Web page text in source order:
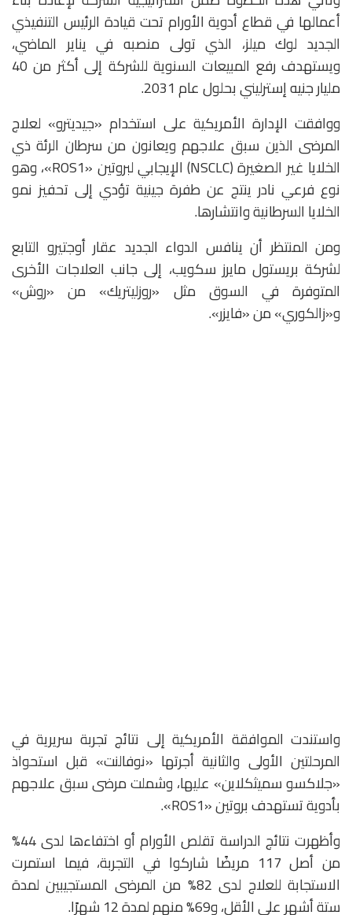
أعمالها في قطاع أدوية الأورام تحت قيادة الرئيس التنفيذي
الجديد لوك ميلز، الذي تولى منصبه في يناير الماضي،
ويستهدف رفع المبيعات السنوية للشركة إلى أكثر من 40
مليار جنيه إسترليني بحلول عام 2031.
ووافقت الإدارة الأمريكية على استخدام «جيديترو» لعلاج
المرضى الذين سبق علاجهم ويعانون من سرطان الرئة ذي
الخلايا غير الصغيرة (NSCLC) الإيجابي لبروتين «ROS1»، وهو
نوع فرعي نادر ينتج عن طفرة جينية تؤدي إلى تحفيز نمو
الخلايا السرطانية وانتشارها.
ومن المنتظر أن ينافس الدواء الجديد عقار أوجتيرو التابع
لشركة بريستول مايرز سكويب، إلى جانب العلاجات الأخرى
المتوفرة في السوق مثل «روزليتريك» من «روش»
و«زالكوري» من «فايزر».
واستندت الموافقة الأمريكية إلى نتائج تجربة سريرية في
المرحلتين الأولى والثانية أجرتها «نوفالنت» قبل استحواذ
«جلاكسو سميثكلاين» عليها، وشملت مرضى سبق علاجهم
بأدوية تستهدف بروتين «ROS1».
وأظهرت نتائج الدراسة تقلص الأورام أو اختفاءها لدى 44%
من أصل 117 مريضًا شاركوا في التجربة، فيما استمرت
الاستجابة للعلاج لدى 82% من المرضى المستجيبين لمدة
ستة أشهر على الأقل، و69% منهم لمدة 12 شهرًا.